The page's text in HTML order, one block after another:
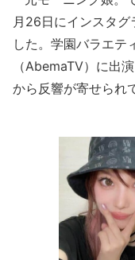
月26日にインスタ
した。学園バラエテ
（AbemaTV）に出
から反響が寄せられ